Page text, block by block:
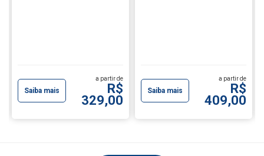
Saiba mais
a partir de
R$
329,00
Saiba mais
a partir de
R$
409,00